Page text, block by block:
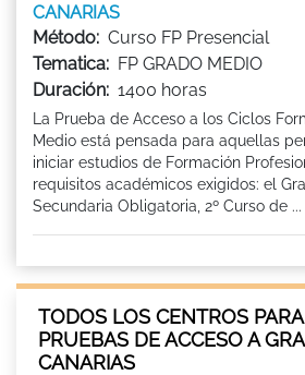
CANARIAS
Método: Curso FP Presencial
Tematica: FP GRADO MEDIO
Duración: 1400 horas
La Prueba de Acceso a los Ciclos
Medio está pensada para aquellas
iniciar estudios de Formación
requisitos académicos exigidos: el
Secundaria Obligatoria, 2º Curso de ...
TODOS LOS CENTROS
PRUEBAS DE ACCESO A
CANARIAS